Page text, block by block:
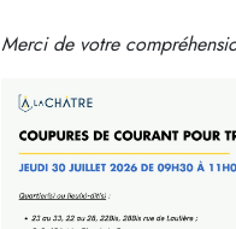
Merci de votre